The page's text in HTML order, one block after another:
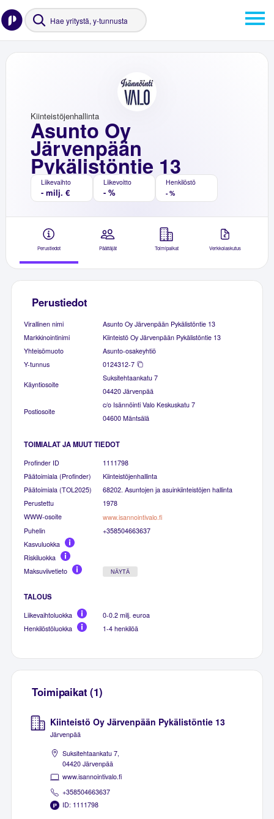
Asunto Oy
Järvenpään
Pykälistöntie 13
Kiinteistöjenhallinta
Liikevaihto
- milj. €
Liikevoitto
- %
Henkilöstö
- %
Perustiedot Päättäjät Toimipaikat Verkkolaskutus
Perustiedot
Virallinen nimi
Asunto Oy Järvenpään Pykälistöntie 13
Markkinointinimi
Kiinteistö Oy Järvenpään Pykälistöntie 13
Yhteisömuoto
Asunto-osakeyhtiö
Y-tunnus
0124312-7
Käyntiosoite
Suksitehtaankatu 7
04420 Järvenpää
Postiosoite
c/o Isännöinti Valo Keskuskatu 7
04600 Mäntsälä
TOIMIALAT JA MUUT TIEDOT
Profinder ID
1111798
Päätoimiala (Profinder)
Kiinteistöjenhallinta
Päätoimiala (TOL2025)
68202. Asuntojen ja asuinkiinteistöjen hallinta
Perustettu
1978
WWW-osoite
www.isannointivalo.fi
Puhelin
+358504663637
Kasvuluokka
Riskiluokka
Maksuviivetieto
NÄYTÄ
TALOUS
Liikevaihtoluokka
0-0.2 milj. euroa
Henkilöstöluokka
1-4 henkilöä
Toimipaikat (1)
Kiinteistö Oy Järvenpään Pykälistöntie 13
Järvenpää
Suksitehtaankatu 7,
04420 Järvenpää
www.isannointivalo.fi
+358504663637
ID: 1111798